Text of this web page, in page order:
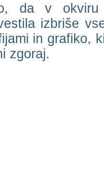
da v
izbriše
in grafiko,
zgoraj.